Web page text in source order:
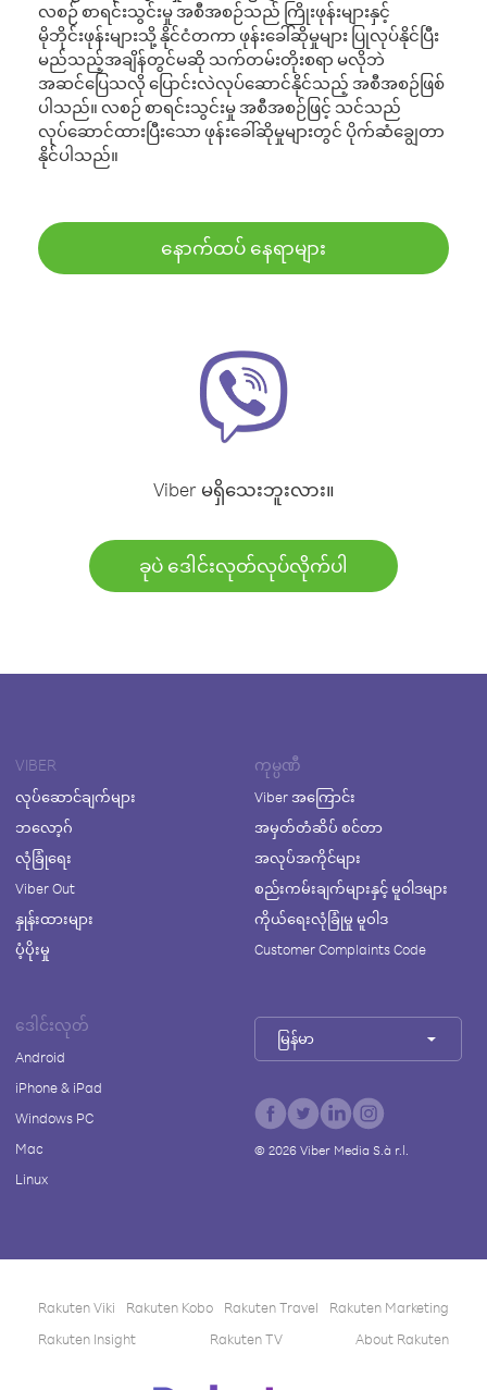
လစဉ် စာရင်းသွင်းမှု အစီအစဉ်သည် ကြိုးဖုန်းများနှင့်
မိုဘိုင်းဖုန်းများသို့ နိုင်ငံတကာ ဖုန်းခေါ်ဆိုမှုများ ပြုလုပ်နိုင်ပြီး
မည်သည့်အချိန်တွင်မဆို သက်တမ်းတိုးစရာ မလိုဘဲ
အဆင်ပြေသလို ပြောင်းလဲလုပ်ဆောင်နိုင်သည့် အစီအစဉ်ဖြစ်
ပါသည်။ လစဉ် စာရင်းသွင်းမှု အစီအစဉ်ဖြင့် သင်သည်
လုပ်ဆောင်ထားပြီးသော ဖုန်းခေါ်ဆိုမှုများတွင် ပိုက်ဆံချွေတာ
နိုင်ပါသည်။
နောက်ထပ် နေရာများ
Viber မရှိသေးဘူးလား။
ခုပဲ ဒေါင်းလုတ်လုပ်လိုက်ပါ
VIBER
လုပ်ဆောင်ချက်များ
ဘလော့ဂ်
လုံခြုံရေး
Viber Out
နှုန်းထားများ
ပံ့ပိုးမှု
ကုမ္ပဏီ
Viber အကြောင်း
အမှတ်တံဆိပ် စင်တာ
အလုပ်အကိုင်များ
စည်းကမ်းချက်များနှင့် မူဝါဒများ
ကိုယ်ရေးလုံခြုံမှု မူဝါဒ
Customer Complaints Code
ဒေါင်းလုတ်
Android
iPhone & iPad
Windows PC
Mac
Linux
မြန်မာ
© 2026Viber Media S.à r.l.
Rakuten Viki Rakuten Kobo Rakuten Travel
Rakuten Marketing
Rakuten Insight
Rakuten TV About Rakuten